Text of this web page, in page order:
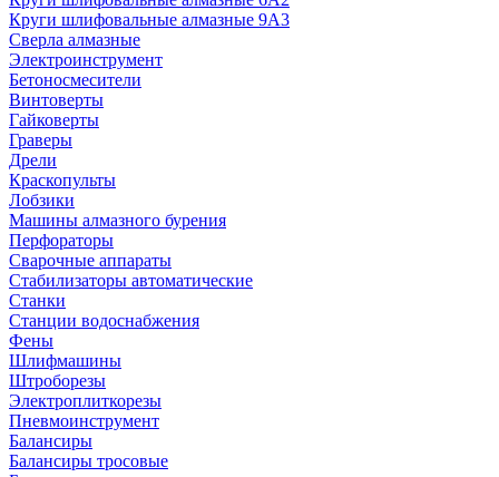
Круги шлифовальные алмазные 9А3
Сверла алмазные
Электроинструмент
Бетоносмесители
Винтоверты
Гайковерты
Граверы
Дрели
Краскопульты
Лобзики
Машины алмазного бурения
Перфораторы
Сварочные аппараты
Стабилизаторы автоматические
Станки
Станции водоснабжения
Фены
Шлифмашины
Штроборезы
Электроплиткорезы
Пневмоинструмент
Балансиры
Балансиры тросовые